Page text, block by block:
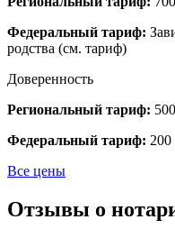
Федеральный тариф:
родства (см. тариф)
Доверенность
Региональный тариф:
Федеральный тариф: 200
Все цены
Отзывы о